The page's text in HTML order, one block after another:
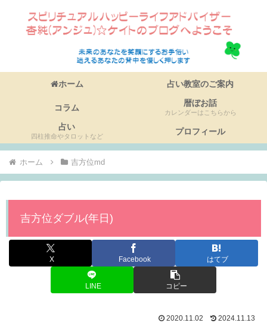
ホーム 占い教室のご案内
コラム 暦ぼお話
カレンダーはこちらから
占い
四柱推命やタロットなど プロフィール
ホーム 吉方位md
吉方位ダブル(年日)
X Facebook はてブ
LINE コピー
2020.11.02 2024.11.13